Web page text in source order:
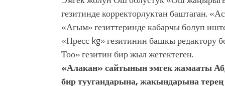
гезитинде корректорлуктан баштаган.
«Агым» гезиттеринде кабарчы болуп
«Пресс kg» гезитинин башкы
Тоо» гезитин бир жыл жетектеген.
«Алакан» сайтынын эмгек жамааты
бир туугандарына, жакындарына